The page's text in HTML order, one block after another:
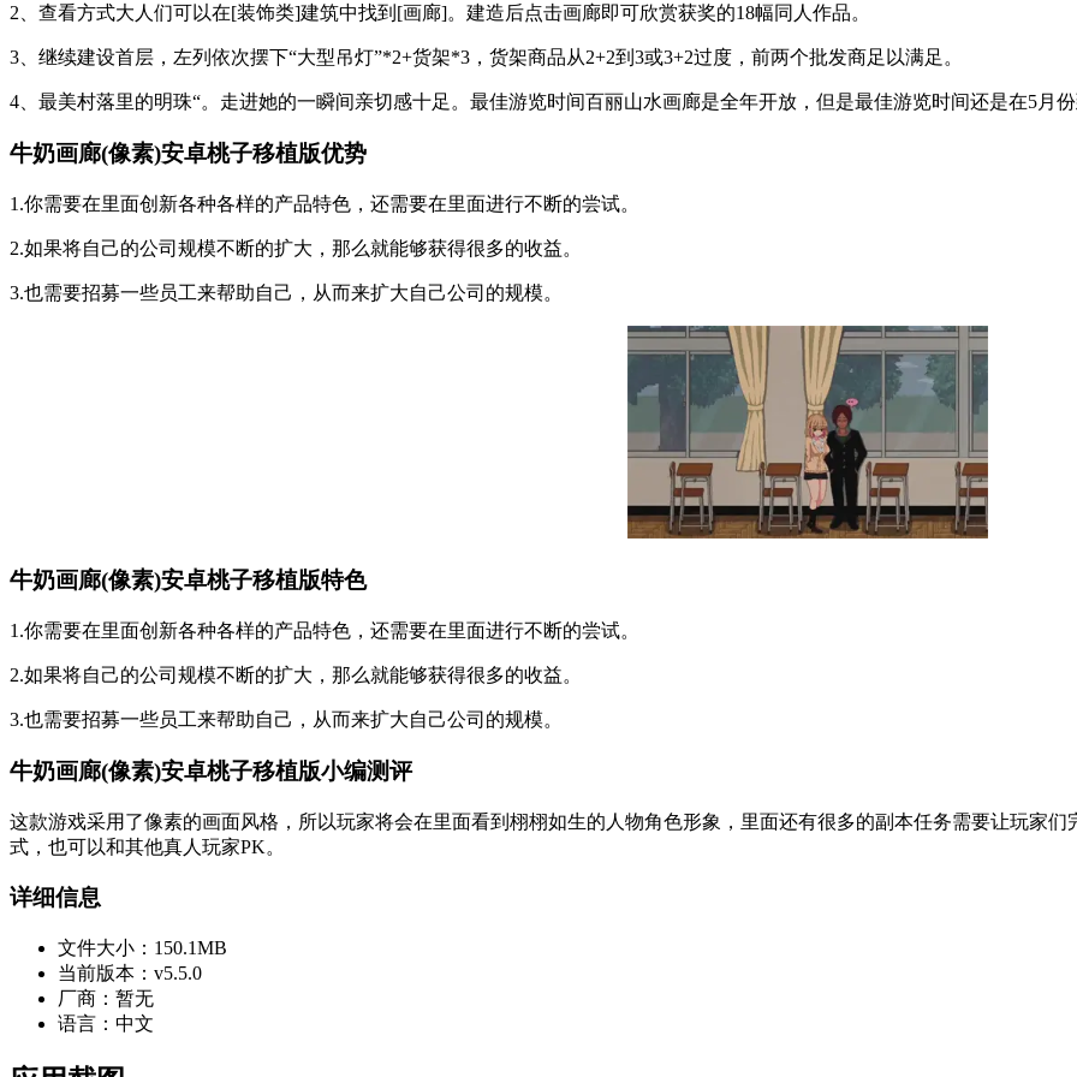
2、查看方式大人们可以在[装饰类]建筑中找到[画廊]。建造后点击画廊即可欣赏获奖的18幅同人作品。
3、继续建设首层，左列依次摆下“大型吊灯”*2+货架*3，货架商品从2+2到3或3+2过度，前两个批发商足以满足。
4、最美村落里的明珠“。走进她的一瞬间亲切感十足。最佳游览时间百丽山水画廊是全年开放，但是最佳游览时间还是在5月份
牛奶画廊(像素)安卓桃子移植版优势
1.你需要在里面创新各种各样的产品特色，还需要在里面进行不断的尝试。
2.如果将自己的公司规模不断的扩大，那么就能够获得很多的收益。
3.也需要招募一些员工来帮助自己，从而来扩大自己公司的规模。
牛奶画廊(像素)安卓桃子移植版特色
1.你需要在里面创新各种各样的产品特色，还需要在里面进行不断的尝试。
2.如果将自己的公司规模不断的扩大，那么就能够获得很多的收益。
3.也需要招募一些员工来帮助自己，从而来扩大自己公司的规模。
牛奶画廊(像素)安卓桃子移植版小编测评
这款游戏采用了像素的画面风格，所以玩家将会在里面看到栩栩如生的人物角色形象，里面还有很多的副本任务需要让玩家
式，也可以和其他真人玩家PK。
详细信息
文件大小： 150.1MB
当前版本： v5.5.0
厂商： 暂无
语言： 中文